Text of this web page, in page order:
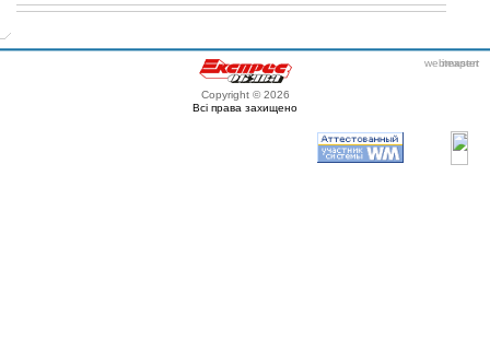
Copyright © 2026
Всі права захищено
webmaster
itexpert